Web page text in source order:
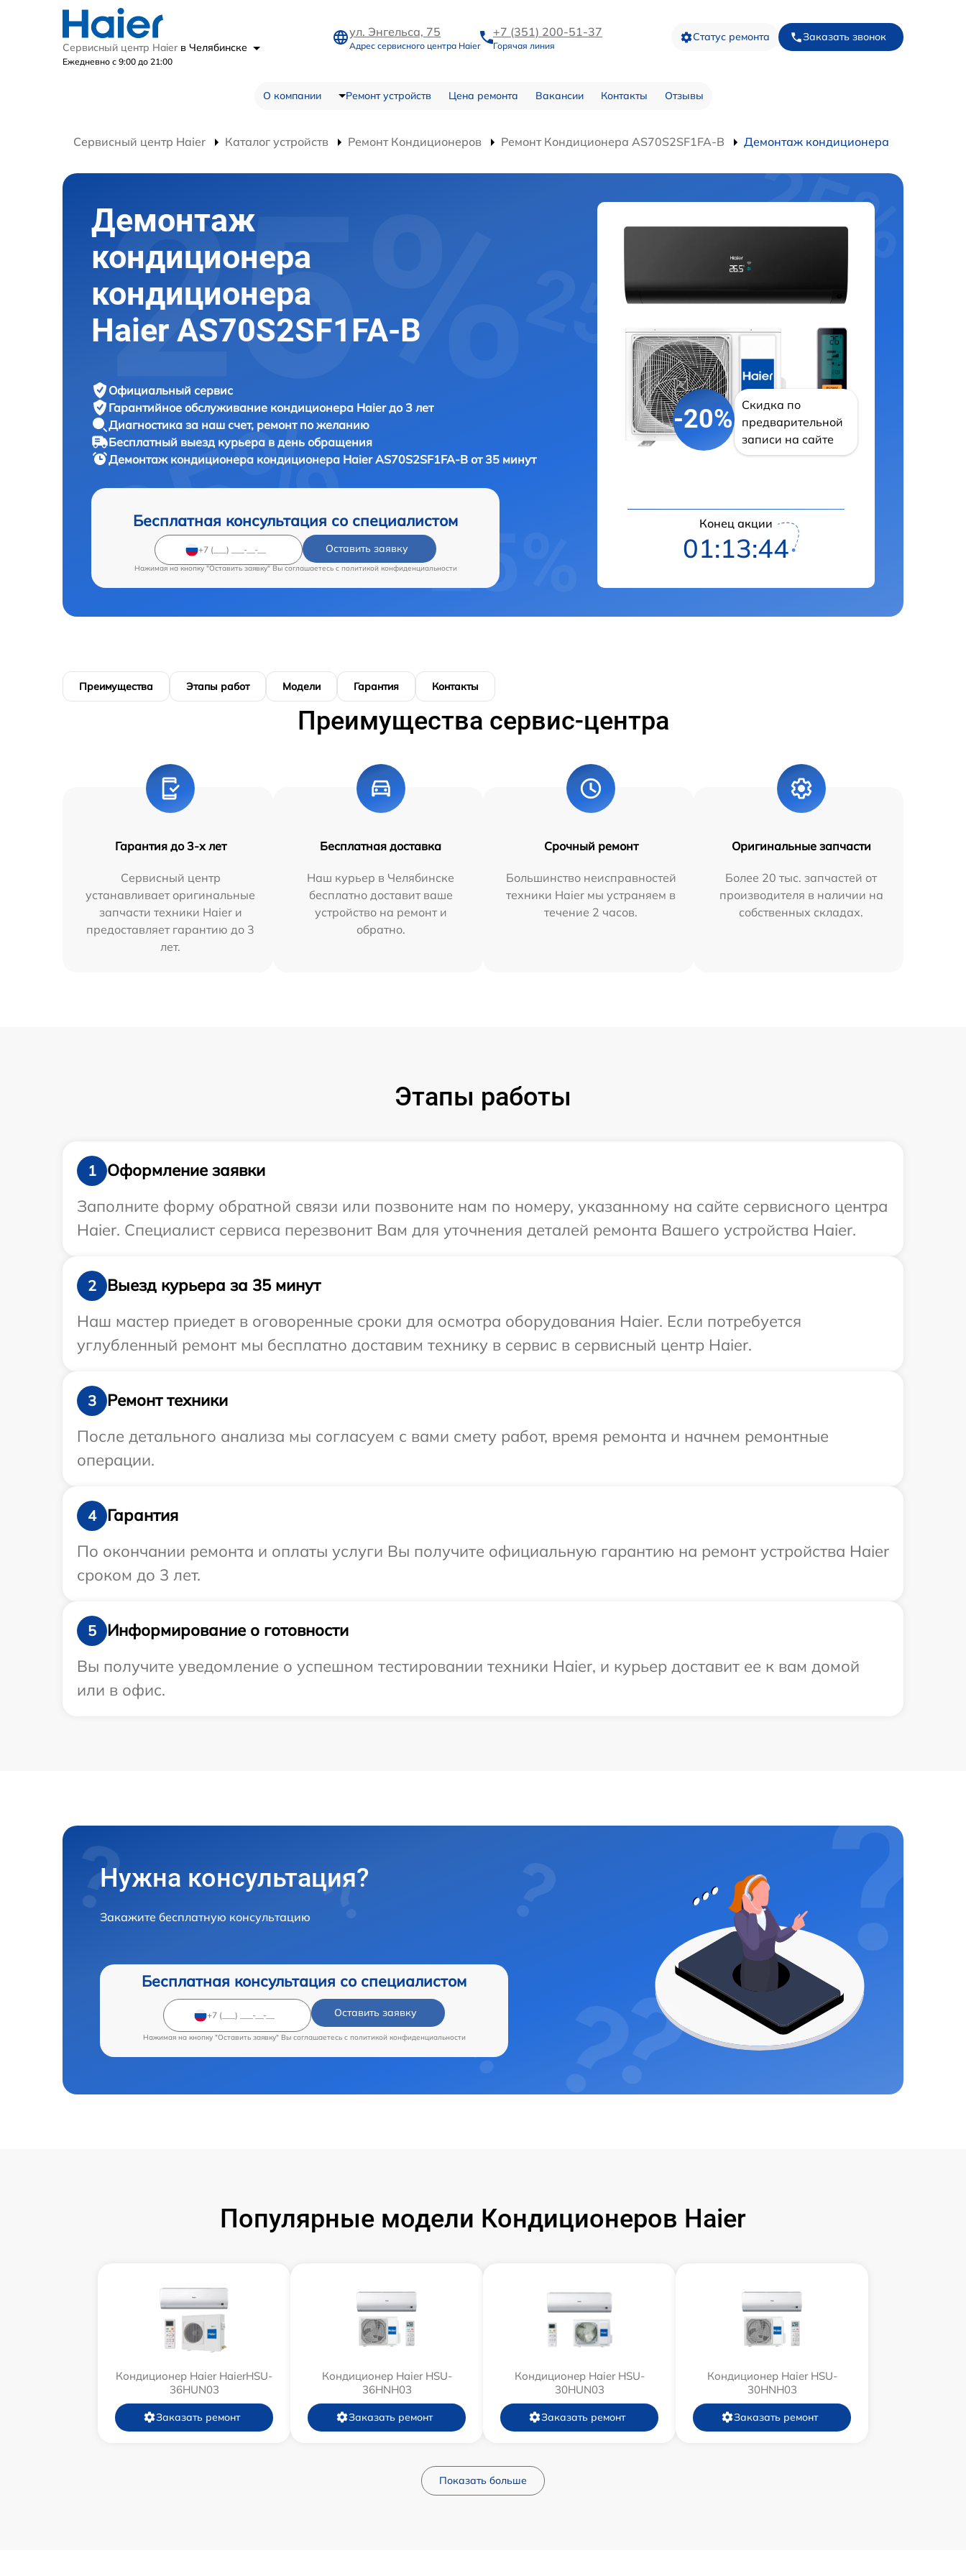
Сервисный центр Haier в Челябинске
Ежедневно с 9:00 до 21:00
ул. Энгельса, 75
Адрес сервисного центра Haier
+7 (351) 200-51-37
Горячая линия
Статус ремонта Заказать звонок
О компании Ремонт устройств Цена ремонта Вакансии Контакты Отзывы
Сервисный центр Haier Каталог устройств Ремонт Кондиционеров Ремонт Кондиционера AS70S2SF1FA-B Демонтаж кондиционера
Демонтаж
кондиционера
кондиционера
Haier AS70S2SF1FA-B
Официальный сервис
Гарантийное обслуживание кондиционера Haier до 3 лет
Диагностика за наш счет, ремонт по желанию
Бесплатный выезд курьера в день обращения
Демонтаж кондиционера кондиционера Haier AS70S2SF1FA-B от 35 минут
Бесплатная консультация со специалистом
Оставить заявку
Нажимая на кнопку "Оставить заявку" Вы соглашаетесь c политикой конфиденциальности
-20%
Скидка по
предварительной
записи на сайте
Конец акции
01:13:43
Преимущества Этапы работ Модели Гарантия Контакты
Преимущества сервис-центра
Гарантия до 3-х лет
Сервисный центр
устанавливает оригинальные
запчасти техники Haier и
предоставляет гарантию до 3
лет.
Бесплатная доставка
Наш курьер в Челябинске
бесплатно доставит ваше
устройство на ремонт и
обратно.
Срочный ремонт
Большинство неисправностей
техники Haier мы устраняем в
течение 2 часов.
Оригинальные запчасти
Более 20 тыс. запчастей от
производителя в наличии на
собственных складах.
Этапы работы
1
Оформление заявки
Заполните форму обратной связи или позвоните нам по номеру, указанному на сайте сервисного центра
Haier. Специалист сервиса перезвонит Вам для уточнения деталей ремонта Вашего устройства Haier.
2
Выезд курьера за 35 минут
Наш мастер приедет в оговоренные сроки для осмотра оборудования Haier. Если потребуется
углубленный ремонт мы бесплатно доставим технику в сервис в сервисный центр Haier.
3
Ремонт техники
После детального анализа мы согласуем с вами смету работ, время ремонта и начнем ремонтные
операции.
4
Гарантия
По окончании ремонта и оплаты услуги Вы получите официальную гарантию на ремонт устройства Haier
сроком до 3 лет.
5
Информирование о готовности
Вы получите уведомление о успешном тестировании техники Haier, и курьер доставит ее к вам домой
или в офис.
Нужна консультация?
Закажите бесплатную консультацию
Бесплатная консультация со специалистом
Оставить заявку
Нажимая на кнопку "Оставить заявку" Вы соглашаетесь c политикой конфиденциальности
Популярные модели Кондиционеров Haier
Кондиционер Haier HaierHSU-
36HUN03
Заказать ремонт
Кондиционер Haier HSU-
36HNH03
Заказать ремонт
Кондиционер Haier HSU-
30HUN03
Заказать ремонт
Кондиционер Haier HSU-
30HNH03
Заказать ремонт
Показать больше